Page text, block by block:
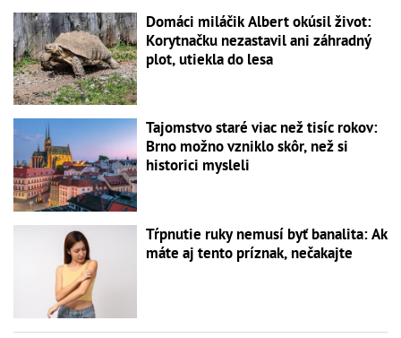
Domáci miláčik Albert okúsil život:
Korytnačku nezastavil ani záhradný
plot, utiekla do lesa
Tajomstvo staré viac než tisíc rokov:
Brno možno vzniklo skôr, než si
historici mysleli
Tŕpnutie ruky nemusí byť banalita: Ak
máte aj tento príznak, nečakajte